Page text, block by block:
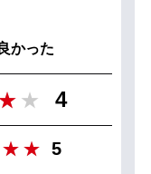
かった
4
5